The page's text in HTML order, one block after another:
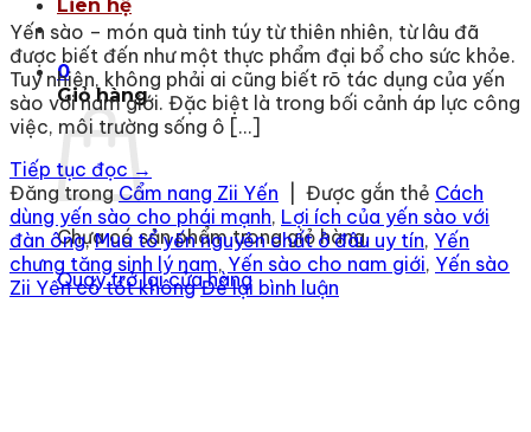
Liên hệ
0
Giỏ hàng
Chưa có sản phẩm trong giỏ hàng.
Quay trở lại cửa hàng
Yến sào – món quà tinh túy từ thiên nhiên, từ lâu đã
được biết đến như một thực phẩm đại bổ cho sức khỏe.
Tuy nhiên, không phải ai cũng biết rõ tác dụng của yến
sào với nam giới. Đặc biệt là trong bối cảnh áp lực công
việc, môi trường sống ô […]
Tiếp tục đọc →
Đăng trong Cẩm nang Zii Yến Được gắn thẻ Cách
dùng yến sào cho phái mạnh, Lợi ích của yến sào với
đàn ông,Mua tổ yến nguyên chất ở đâu uy tín, Yến
chưng tăng sinh lý nam, Yến sào cho nam giới, Yến sào
Zii Yến có tốt không Để lại bình luận